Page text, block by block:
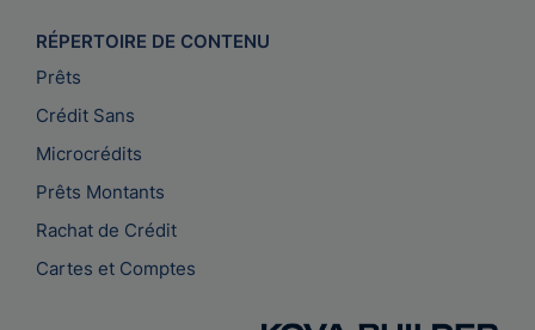
RÉPERTOIRE DE CONTENU
Prêts
Crédit Sans
Microcrédits
Prêts Montants
Rachat de Crédit
Cartes et Comptes